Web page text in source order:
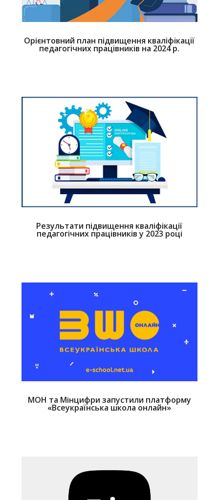
Орієнтовний план підвищення кваліфікації
педагогічних працівників на 2024 р.
Результати підвищення кваліфікації
педагогічних працівників у 2023 році
МОН та Мінцифри запустили платформу
«Всеукраїнська школа онлайн»